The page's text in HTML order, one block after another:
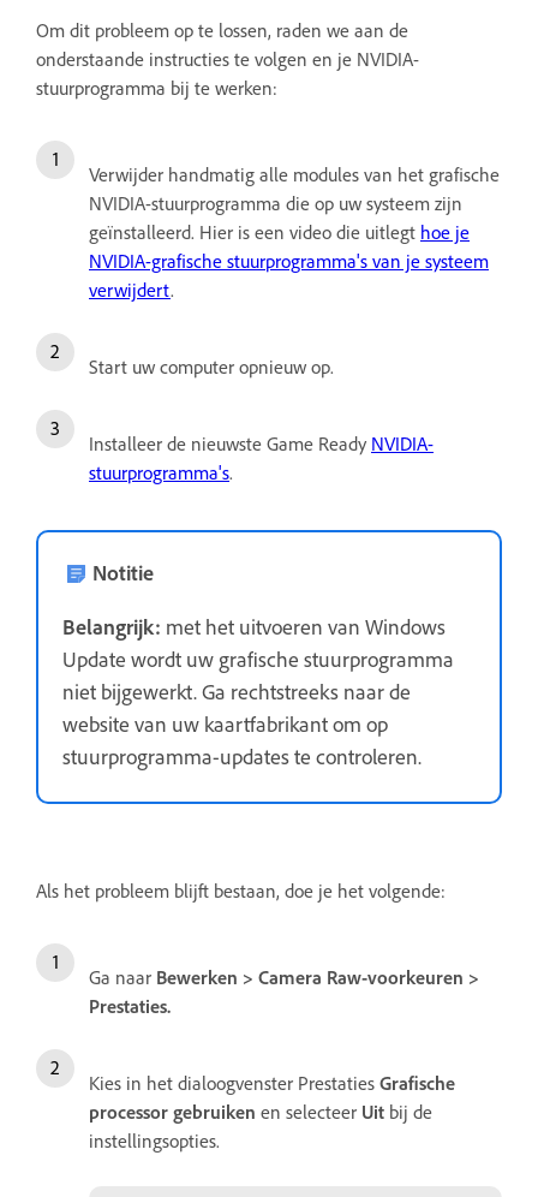
Om dit probleem op te lossen, raden we aan de
onderstaande instructies te volgen en je NVIDIA-
stuurprogramma bij te werken:
Verwijder handmatig alle modules van het grafische
NVIDIA-stuurprogramma die op uw systeem zijn
geïnstalleerd. Hier is een video die uitlegt hoe je
NVIDIA-grafische stuurprogramma's van je systeem
verwijdert.
Start uw computer opnieuw op.
Installeer de nieuwste Game Ready NVIDIA-
stuurprogramma's.
Notitie
Belangrijk: met het uitvoeren van Windows
Update wordt uw grafische stuurprogramma
niet bijgewerkt. Ga rechtstreeks naar de
website van uw kaartfabrikant om op
stuurprogramma-updates te controleren.
Als het probleem blijft bestaan, doe je het volgende:
Ga naar Bewerken > Camera Raw-voorkeuren >
Prestaties.
Kies in het dialoogvenster Prestaties Grafische
processor gebruiken en selecteer Uit bij de
instellingsopties.